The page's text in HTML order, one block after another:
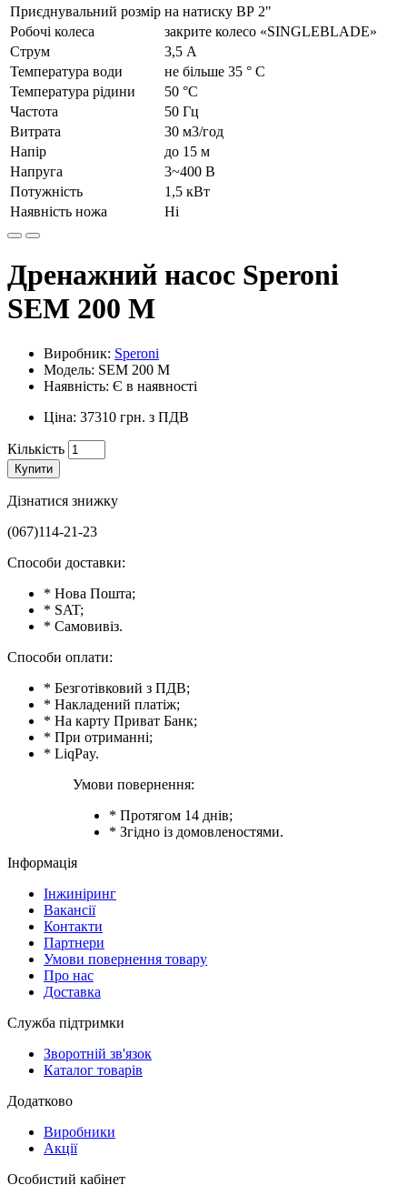
Приєднувальний розмір на натиску ВР 2"
Робочі колеса
закрите колесо «SINGLEBLADE»
Струм
3,5 А
Температура води
не більше 35 ° С
Температура рідини
50 °C
Частота
50 Гц
Витрата
30 м3/год
Напір
до 15 м
Напруга
3~400 В
Потужність
1,5 кВт
Наявність ножа
Ні
Дренажний насос Speroni
SEM 200 M
Виробник: Speroni
Модель: SEM 200 M
Наявність: Є в наявності
Ціна: 37310 грн. з ПДВ
Кількість
Купити
Дізнатися знижку
(067)114-21-23
Способи доставки:
* Нова Пошта;
* SAT;
* Самовивіз.
Способи оплати:
* Безготівковий з ПДВ;
* Накладений платіж;
* На карту Приват Банк;
* При отриманні;
* LiqPay.
Умови повернення:
* Протягом 14 днів;
* Згідно із домовленостями.
Інформація
Інжиніринг
Вакансії
Контакти
Партнери
Умови повернення товару
Про нас
Доставка
Служба підтримки
Зворотній зв'язок
Каталог товарів
Додатково
Виробники
Акції
Особистий кабінет